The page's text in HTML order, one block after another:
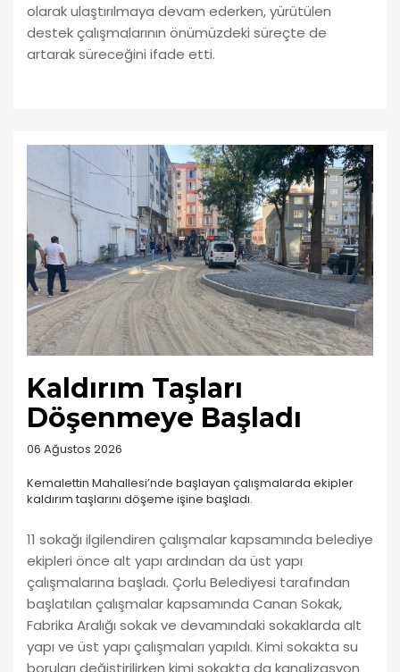
olarak ulaştırılmaya devam ederken, yürütülen
destek çalışmalarının önümüzdeki süreçte de
artarak süreceğini ifade etti.
Kaldırım Taşları
Döşenmeye Başladı
06 Ağustos 2026
Kemalettin Mahallesi’nde başlayan çalışmalarda ekipler
kaldırım taşlarını döşeme işine başladı.
11 sokağı ilgilendiren çalışmalar kapsamında belediye
ekipleri önce alt yapı ardından da üst yapı
çalışmalarına başladı. Çorlu Belediyesi tarafından
başlatılan çalışmalar kapsamında Canan Sokak,
Fabrika Aralığı sokak ve devamındaki sokaklarda alt
yapı ve üst yapı çalışmaları yapıldı. Kimi sokakta su